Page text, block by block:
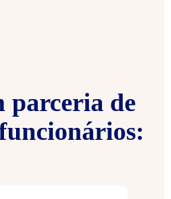
parceria de